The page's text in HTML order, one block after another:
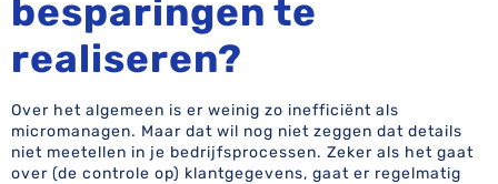
besparingen te
realiseren?
Over het algemeen is er weinig zo inefficiënt als
micromanagen. Maar dat wil nog niet zeggen dat details
niet meetellen in je bedrijfsprocessen. Zeker als het gaat
over (de controle op) klantgegevens, gaat er regelmatig